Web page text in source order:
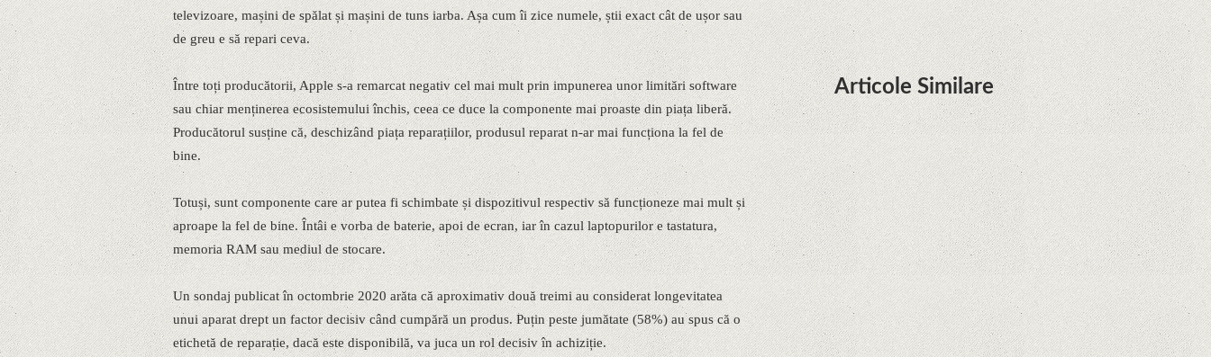
televizoare, mașini de spălat și mașini de tuns iarba. Așa cum îi zice numele, știi exact cât de ușor sau
de greu e să repari ceva.
Între toți producătorii, Apple s-a remarcat negativ cel mai mult prin impunerea unor limitări software
sau chiar menținerea ecosistemului închis, ceea ce duce la componente mai proaste din piața liberă.
Producătorul susține că, deschizând piața reparațiilor, produsul reparat n-ar mai funcționa la fel de
bine.
Totuși, sunt componente care ar putea fi schimbate și dispozitivul respectiv să funcționeze mai mult și
aproape la fel de bine. Întâi e vorba de baterie, apoi de ecran, iar în cazul laptopurilor e tastatura,
memoria RAM sau mediul de stocare.
Un sondaj publicat în octombrie 2020 arăta că aproximativ două treimi au considerat longevitatea
unui aparat drept un factor decisiv când cumpără un produs. Puțin peste jumătate (58%) au spus că o
etichetă de reparație, dacă este disponibilă, va juca un rol decisiv în achiziție.
telephoto cu zoom optic variabil
Articole Similare
Microsoft lucrează la dezvoltarea
unui procesor proprietar pentru
dispozitivele Surface
Hoții de telefoane dezvăluie cum
fură și banii victimelor, folosind
doar cartela SIM